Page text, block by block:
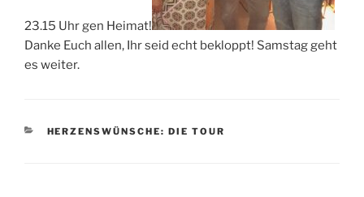
23.15 Uhr gen Heimat!
Danke Euch allen, Ihr seid echt bekloppt! Samstag geht
es weiter.
KATEGORIEN
HERZENSWÜNSCHE: DIE TOUR